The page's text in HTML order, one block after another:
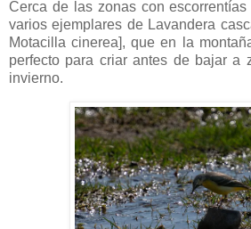
Cerca de las zonas con
varios ejemplares de Lavandera
Motacilla cinerea], que en la
perfecto para criar antes de bajar a
invierno.